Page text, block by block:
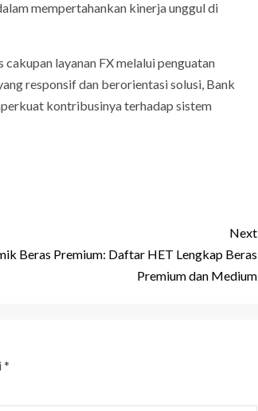
mempertahankan kinerja unggul di
layanan FX melalui penguatan
responsif dan berorientasi solusi, Bank
kontribusinya terhadap sistem
Next
Beras Premium: Daftar HET Lengkap Beras
Premium dan Medium
*